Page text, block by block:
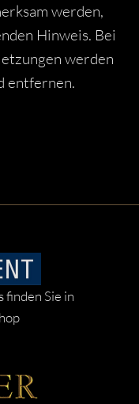
werden,
Hinweis. Bei
werden
entfernen.
Sie in